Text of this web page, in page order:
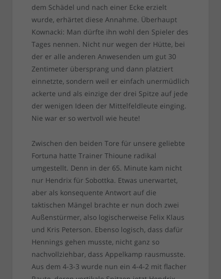
dem Schädel und nach einer Ecke erzielt
wurde, erhärtet diese Annahme. Überhaupt
Kownacki: Man dürfte ihn wohl den Spieler des
Tages nennen. Nicht nur wegen der Hütte, bei
der er alle anderen Anwesenden um gut 30
Zentimeter übersprang und dann platziert
einnetzte, sondern weil er einfach unermüdlich
ackerte und als einzige der drei Spitze auf jede
der wenigen Ideen der Mittelfeldleute einging.
Nie war er so wertvoll wie heute!
Zwischen den beiden Tore für unsere geliebte
Fortuna hatte Trainer Thioune radikal
umgestellt. Denn in der 65. Minute kam nicht
nur Hendrix für Sobottka. Etwas unerwartet,
aber als konsequente Antwort auf die
taktischen Mängel brachte er nun doch zwei
Außenstürmer, also logischerweise Felix Klaus
und Kris Peterson. Ebenso logisch, dass dafür
Hennings gehen musste, nicht ganz so
nachvollziehbar, dass Appelkamp rausmusste.
Aus dem 4-3-3 wurde nun ein 4-4-2 mit flacher